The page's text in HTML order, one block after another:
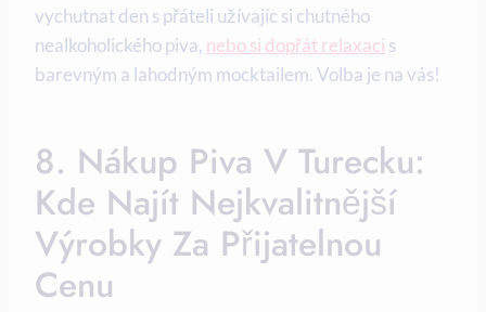
vychutnat den s přáteli užívajíc si chutného
nealkoholického piva, nebo si dopřát relaxaci s
barevným a lahodným mocktailem. Volba je na vás!
8. Nákup Piva V Turecku:
Kde Najít Nejkvalitnější
Výrobky Za Přijatelnou
Cenu